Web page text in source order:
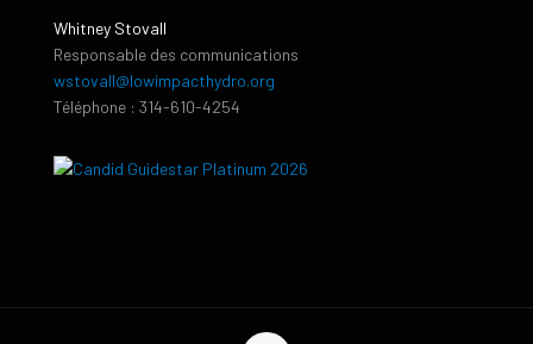
Whitney Stovall
Responsable des communications
wstovall@lowimpacthydro.org
Téléphone : 314-610-4254